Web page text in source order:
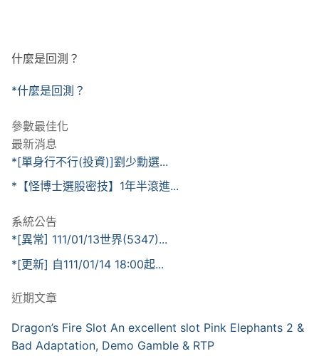
什麼是回測？
*什麼是回測？
參數最佳化
最新消息
*[單身行不行(投資)]劉少勳選...
*【怪博士選股密技】1年半滾進...
系統公告
*[異常] 111/01/13世界(5347)...
*[更新] 自111/01/14 18:00起...
近期文章
Dragon’s Fire Slot An excellent slot Pink Elephants 2 &
Bad Adaptation, Demo Gamble & RTP